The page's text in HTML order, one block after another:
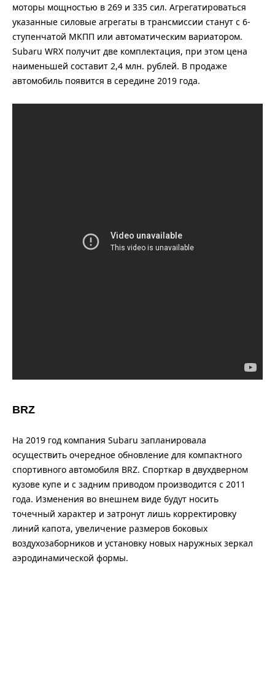
моторы мощностью в 269 и 335 сил. Агрегатироваться
указанные силовые агрегаты в трансмиссии станут с 6-
ступенчатой МКПП или автоматическим вариатором.
Subaru WRX получит две комплектация, при этом цена
наименьшей составит 2,4 млн. рублей. В продаже
автомобиль появится в середине 2019 года.
BRZ
На 2019 год компания Subaru запланировала
осуществить очередное обновление для компактного
спортивного автомобиля BRZ. Спорткар в двухдверном
кузове купе и с задним приводом производится с 2011
года. Изменения во внешнем виде будут носить
точечный характер и затронут лишь корректировку
линий капота, увеличение размеров боковых
воздухозаборников и установку новых наружных зеркал
аэродинамической формы.